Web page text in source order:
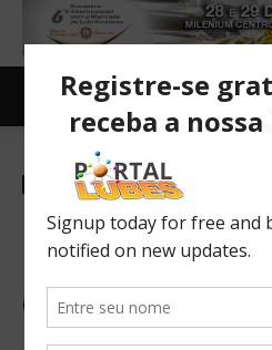
Revista Lubes Espanhol
Monitoreo de la
agua en
de
20/04/2023